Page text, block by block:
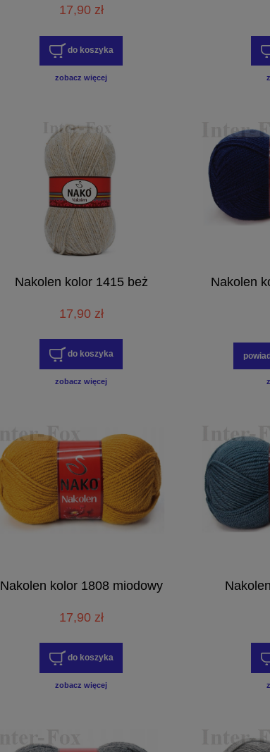
17,90 zł
do koszyka
zobacz więcej
Nakolen kolor 1415 beż
17,90 zł
do koszyka
zobacz więcej
Nakolen
Nakolen kolor 1808 miodowy
17,90 zł
do koszyka
zobacz więcej